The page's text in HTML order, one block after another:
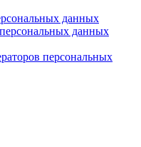
данных
данных
персональных